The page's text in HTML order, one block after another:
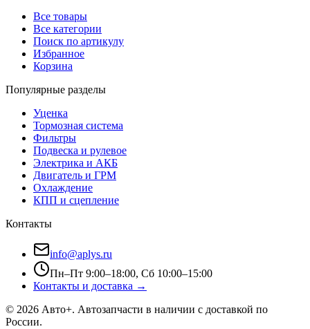
Все товары
Все категории
Поиск по артикулу
Избранное
Корзина
Популярные разделы
Уценка
Тормозная система
Фильтры
Подвеска и рулевое
Электрика и АКБ
Двигатель и ГРМ
Охлаждение
КПП и сцепление
Контакты
info@aplys.ru
Пн–Пт 9:00–18:00, Сб 10:00–15:00
Контакты и доставка →
© 2026 Авто+. Автозапчасти в наличии с доставкой по
России.